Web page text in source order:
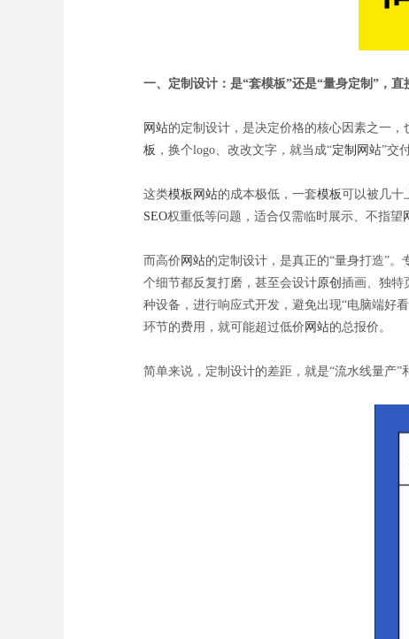
一、定制设计：是“套模板”还是“量身定制”，直
网站的定制设计，是决定价格的核心因素之一，
板 ，换个logo、改改文字，就当成“定制网站”交
这类模板网站的成本极低，一套模板可以被几十
SEO权重低等问题，适合仅需临时展示、不指望
而高价 网站的定制设计，是真正的“量身打造”
个细节都反复打磨，甚至会设计原创 插画、独特
种设备，进行响应式开发，避免出现“电脑端好
环节的费用，就可能超过低价 网站的总报价。
简单来说，定制设计的差距，就是“流水线量产